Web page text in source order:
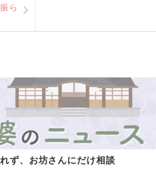
ら
ず、お坊さんにだけ相談